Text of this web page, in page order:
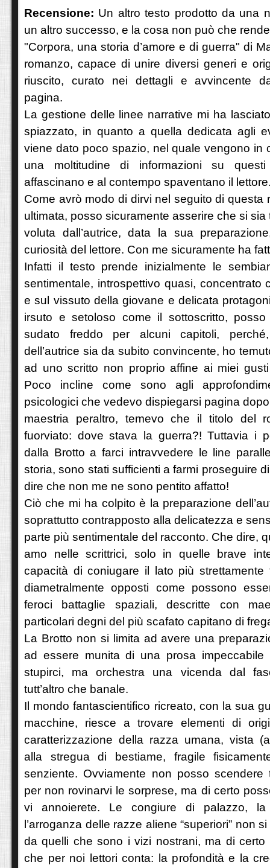
Recensione: Un altro testo prodotto da una
un altro successo, e la cosa non può che
"Corpora, una storia d’amore e di guerra" di
romanzo, capace di unire diversi generi e
riuscito, curato nei dettagli e avvincente
pagina.
La gestione delle linee narrative mi ha
spiazzato, in quanto a quella dedicata agli
viene dato poco spazio, nel quale vengono in
una moltitudine di informazioni su
affascinano e al contempo spaventano il
Come avrò modo di dirvi nel seguito di questa
ultimata, posso sicuramente asserire che si sia
voluta dall’autrice, data la sua
curiosità del lettore. Con me sicuramente ha
Infatti il testo prende inizialmente le
sentimentale, introspettivo quasi, concentrato
e sul vissuto della giovane e delicata
irsuto e setoloso come il sottoscritto,
sudato freddo per alcuni capitoli,
dell’autrice sia da subito convincente, ho
ad uno scritto non proprio affine ai miei
Poco incline come sono agli
psicologici che vedevo dispiegarsi pagina
maestria peraltro, temevo che il titolo del
fuorviato: dove stava la guerra?! Tuttavia i
dalla Brotto a farci intravvedere le line
storia, sono stati sufficienti a farmi proseguire
dire che non me ne sono pentito affatto!
Ciò che mi ha colpito è la preparazione
soprattutto contrapposto alla delicatezza e
parte più sentimentale del racconto. Che dire,
amo nelle scrittrici, solo in quelle brave
capacità di coniugare il lato più strettamente
diametralmente opposti come possono
feroci battaglie spaziali, descritte con
particolari degni del più scafato capitano di
La Brotto non si limita ad avere una
ad essere munita di una prosa
stupirci, ma orchestra una vicenda dal
tutt’altro che banale.
Il mondo fantascientifico ricreato, con la sua
macchine, riesce a trovare elementi di
caratterizzazione della razza umana, vista
alla stregua di bestiame, fragile
senziente. Ovviamente non posso scendere
per non rovinarvi le sorprese, ma di certo
vi annoierete. Le congiure di palazzo,
l’arroganza delle razze aliene “superiori” non
da quelli che sono i vizi nostrani, ma di certo
che per noi lettori conta: la profondità e la